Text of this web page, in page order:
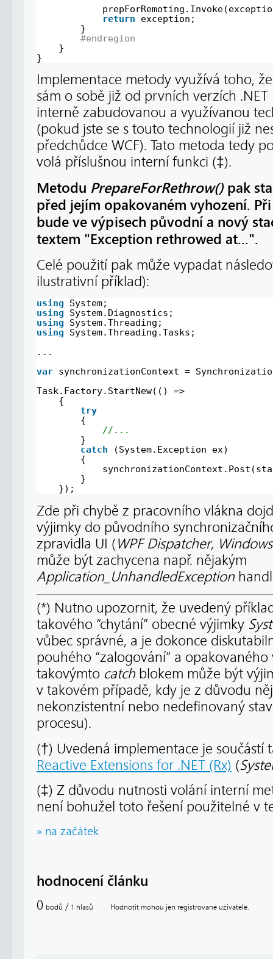
return
exception;
}
#endregion
}
}
Implementace metody využívá toho,
sám o sobě již od prvních verzích
interně zabudovanou a využívanou
(pokud jste se s touto technologií již
předchůdce WCF). Tato metoda tedy
volá příslušnou interní funkci (‡).
Metodu PrepareForRethrow() pak
před jejím opakovaném vyhození.
bude ve výpisech původní a nový
textem "Exception rethrowed at...".
Celé použití pak může vypadat
ilustrativní příklad):
using
System;
using
System.Diagnostics;
using
System.Threading;
using
System.Threading.Tasks;
...
var synchronizationContext =
Task.Factory.StartNew(() =>
{
try
{
//...
}
catch
(System.Exception ex)
{
}
});
Zde při chybě z pracovního vlákna
výjimky do původního
zpravidla UI (WPF Dispatcher,
může být zachycena např. nějakým
Application_UnhandledException
(*) Nutno upozornit, že uvedený
takového “chytání” obecné výjimky
vůbec správné, a je dokonce
pouhého “zalogování” a
takovýmto catch blokem může být
v takovém případě, kdy je z důvodu
nekonzistentní nebo nedefinovaný
procesu).
(†) Uvedená implementace je součástí
Reactive Extensions for .NET (Rx) (
(‡) Z důvodu nutnosti volání interní
není bohužel toto řešení použitelné v
» na začátek
hodnocení článku
0 bodů / 1 hlasů Hodnotit mohou jen registrované uživatelé.